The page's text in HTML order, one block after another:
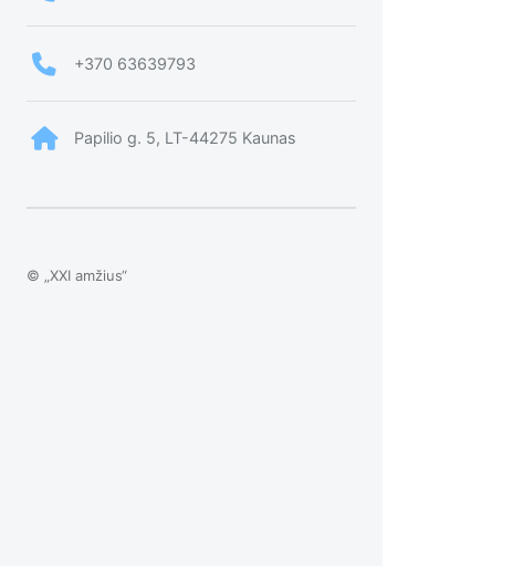
+370 63639793
Papilio g. 5, LT-44275 Kaunas
© „XXI amžius“